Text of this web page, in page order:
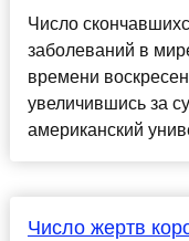
Число
заболеваний в
времени
увеличившись за
американский
Число жертв